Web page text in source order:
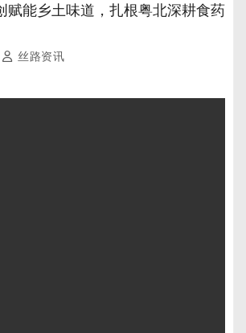
赋能乡土味道，扎根粤北深耕食药
丝路资讯